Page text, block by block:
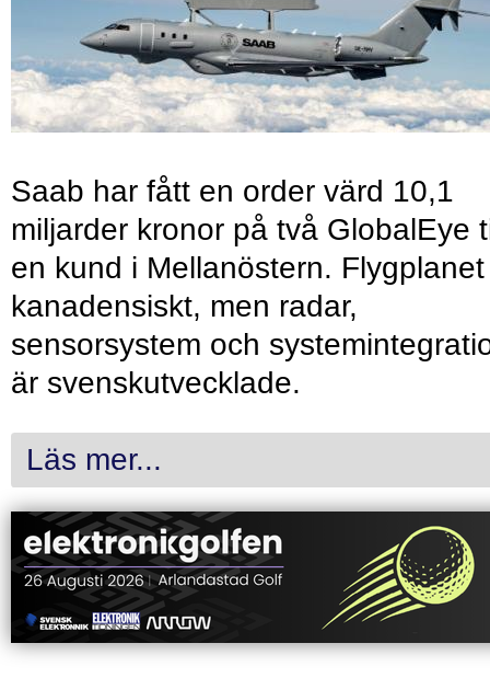
Saab har fått en order värd 10,1
miljarder kronor på två GlobalEye
en kund i Mellanöstern.
kanadensiskt, men radar,
sensorsystem och
är svenskutvecklade.
Läs mer...